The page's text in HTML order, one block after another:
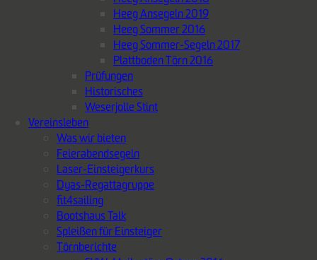
Heeg Ansegeln 2019
Heeg Sommer 2016
Heeg Sommer-Segeln 2017
Plattboden Törn 2016
Prüfungen
Historisches
Weserjolle Stint
Vereinsleben
Was wir bieten
Feierabendsegeln
Laser-Einsteigerkurs
Dyas-Regattagruppe
fit4sailing
Bootshaus Talk
Spleißen für Einsteiger
Törnberichte